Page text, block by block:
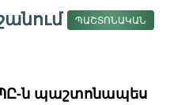
ՊԱՇՏՈՆԱԿԱՆ
ն պաշտոնապես